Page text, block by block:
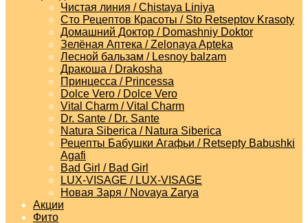
Чистая линия / Chistaya Liniya
Сто Рецептов Красоты / Sto Retseptov Krasoty
Домашний Доктор / Domashniy Doktor
Зелёная Аптека / Zelonaya Apteka
Лесной бальзам / Lesnoy balzam
Дракоша / Drakosha
Принцесса / Princessa
Dolce Vero / Dolce Vero
Vital Charm / Vital Charm
Dr. Sante / Dr. Sante
Natura Siberica / Natura Siberica
Рецепты Бабушки Агафьи / Retsepty Babushki
Agafi
Bad Girl / Bad Girl
LUX-VISAGE / LUX-VISAGE
Новая Заря / Novaya Zarya
Акции
Фито